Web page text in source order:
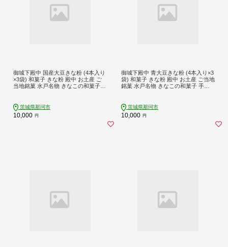
御城下殿中 国産大豆きな粉 (4本入り
×3袋) 和菓子 きな粉 殿中 お土産 ご
当地銘菓 水戸名物 きなこの和菓子
0-003茨城県那珂市
10,000 円
御城下殿中 青大豆きな粉 (4本入り×3
袋) 和菓子 きな粉 殿中 お土産 ご当地
銘菓 水戸名物 きなこの和菓子 手作
04 茨城県那珂市
10,000 円